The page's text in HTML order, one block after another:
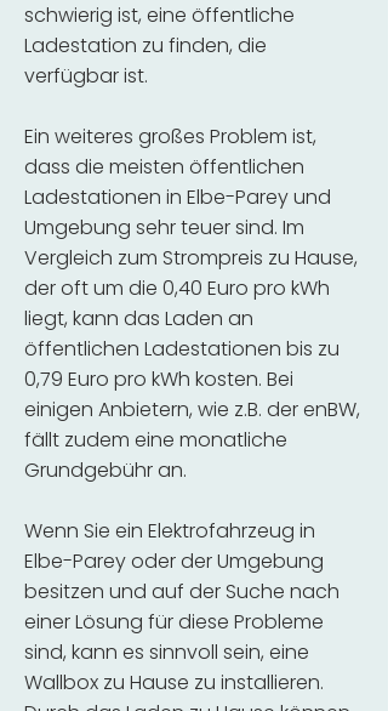
schwierig ist, eine öffentliche
Ladestation zu finden, die
verfügbar ist.
Ein weiteres großes Problem ist,
dass die meisten öffentlichen
Ladestationen in Elbe-Parey und
Umgebung sehr teuer sind. Im
Vergleich zum Strompreis zu Hause,
der oft um die 0,40 Euro pro kWh
liegt, kann das Laden an
öffentlichen Ladestationen bis zu
0,79 Euro pro kWh kosten. Bei
einigen Anbietern, wie z.B. der enBW,
fällt zudem eine monatliche
Grundgebühr an.
Wenn Sie ein Elektrofahrzeug in
Elbe-Parey oder der Umgebung
besitzen und auf der Suche nach
einer Lösung für diese Probleme
sind, kann es sinnvoll sein, eine
Wallbox zu Hause zu installieren.